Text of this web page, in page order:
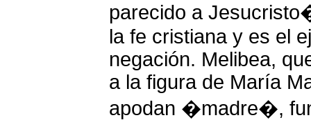
parecido a
la fe cristiana y es el
negación. Melibea,
a la figura de María
apodan �madre�,